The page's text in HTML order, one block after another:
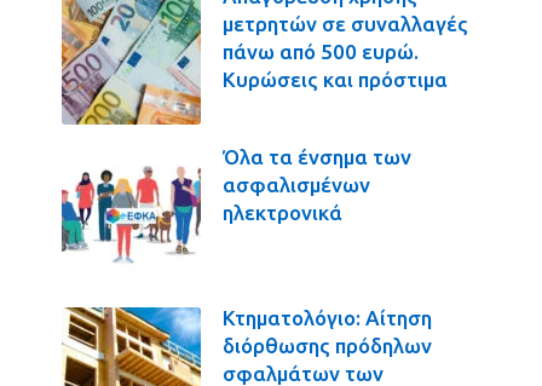
μετρητών σε συναλλαγές
πάνω από 500 ευρώ.
Κυρώσεις και πρόστιμα
Όλα τα ένσημα των
ασφαλισμένων
ηλεκτρονικά
Κτηματολόγιο: Αίτηση
διόρθωσης πρόδηλων
σφαλμάτων των